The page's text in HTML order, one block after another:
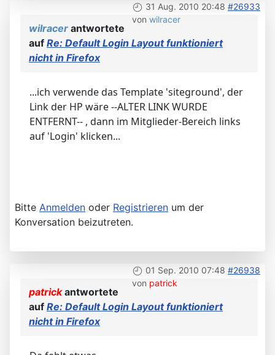
31 Aug. 2010 20:48 #26933
von wilracer
wilracer antwortete
auf Re: Default Login Layout funktioniert
nicht in Firefox
...ich verwende das Template 'siteground', der
Link der HP wäre --ALTER LINK WURDE
ENTFERNT-- , dann im Mitglieder-Bereich links
auf 'Login' klicken...
Bitte Anmelden oder Registrieren um der
Konversation beizutreten.
01 Sep. 2010 07:48 #26938
von patrick
patrickantwortete
auf Re: Default Login Layout funktioniert
nicht in Firefox